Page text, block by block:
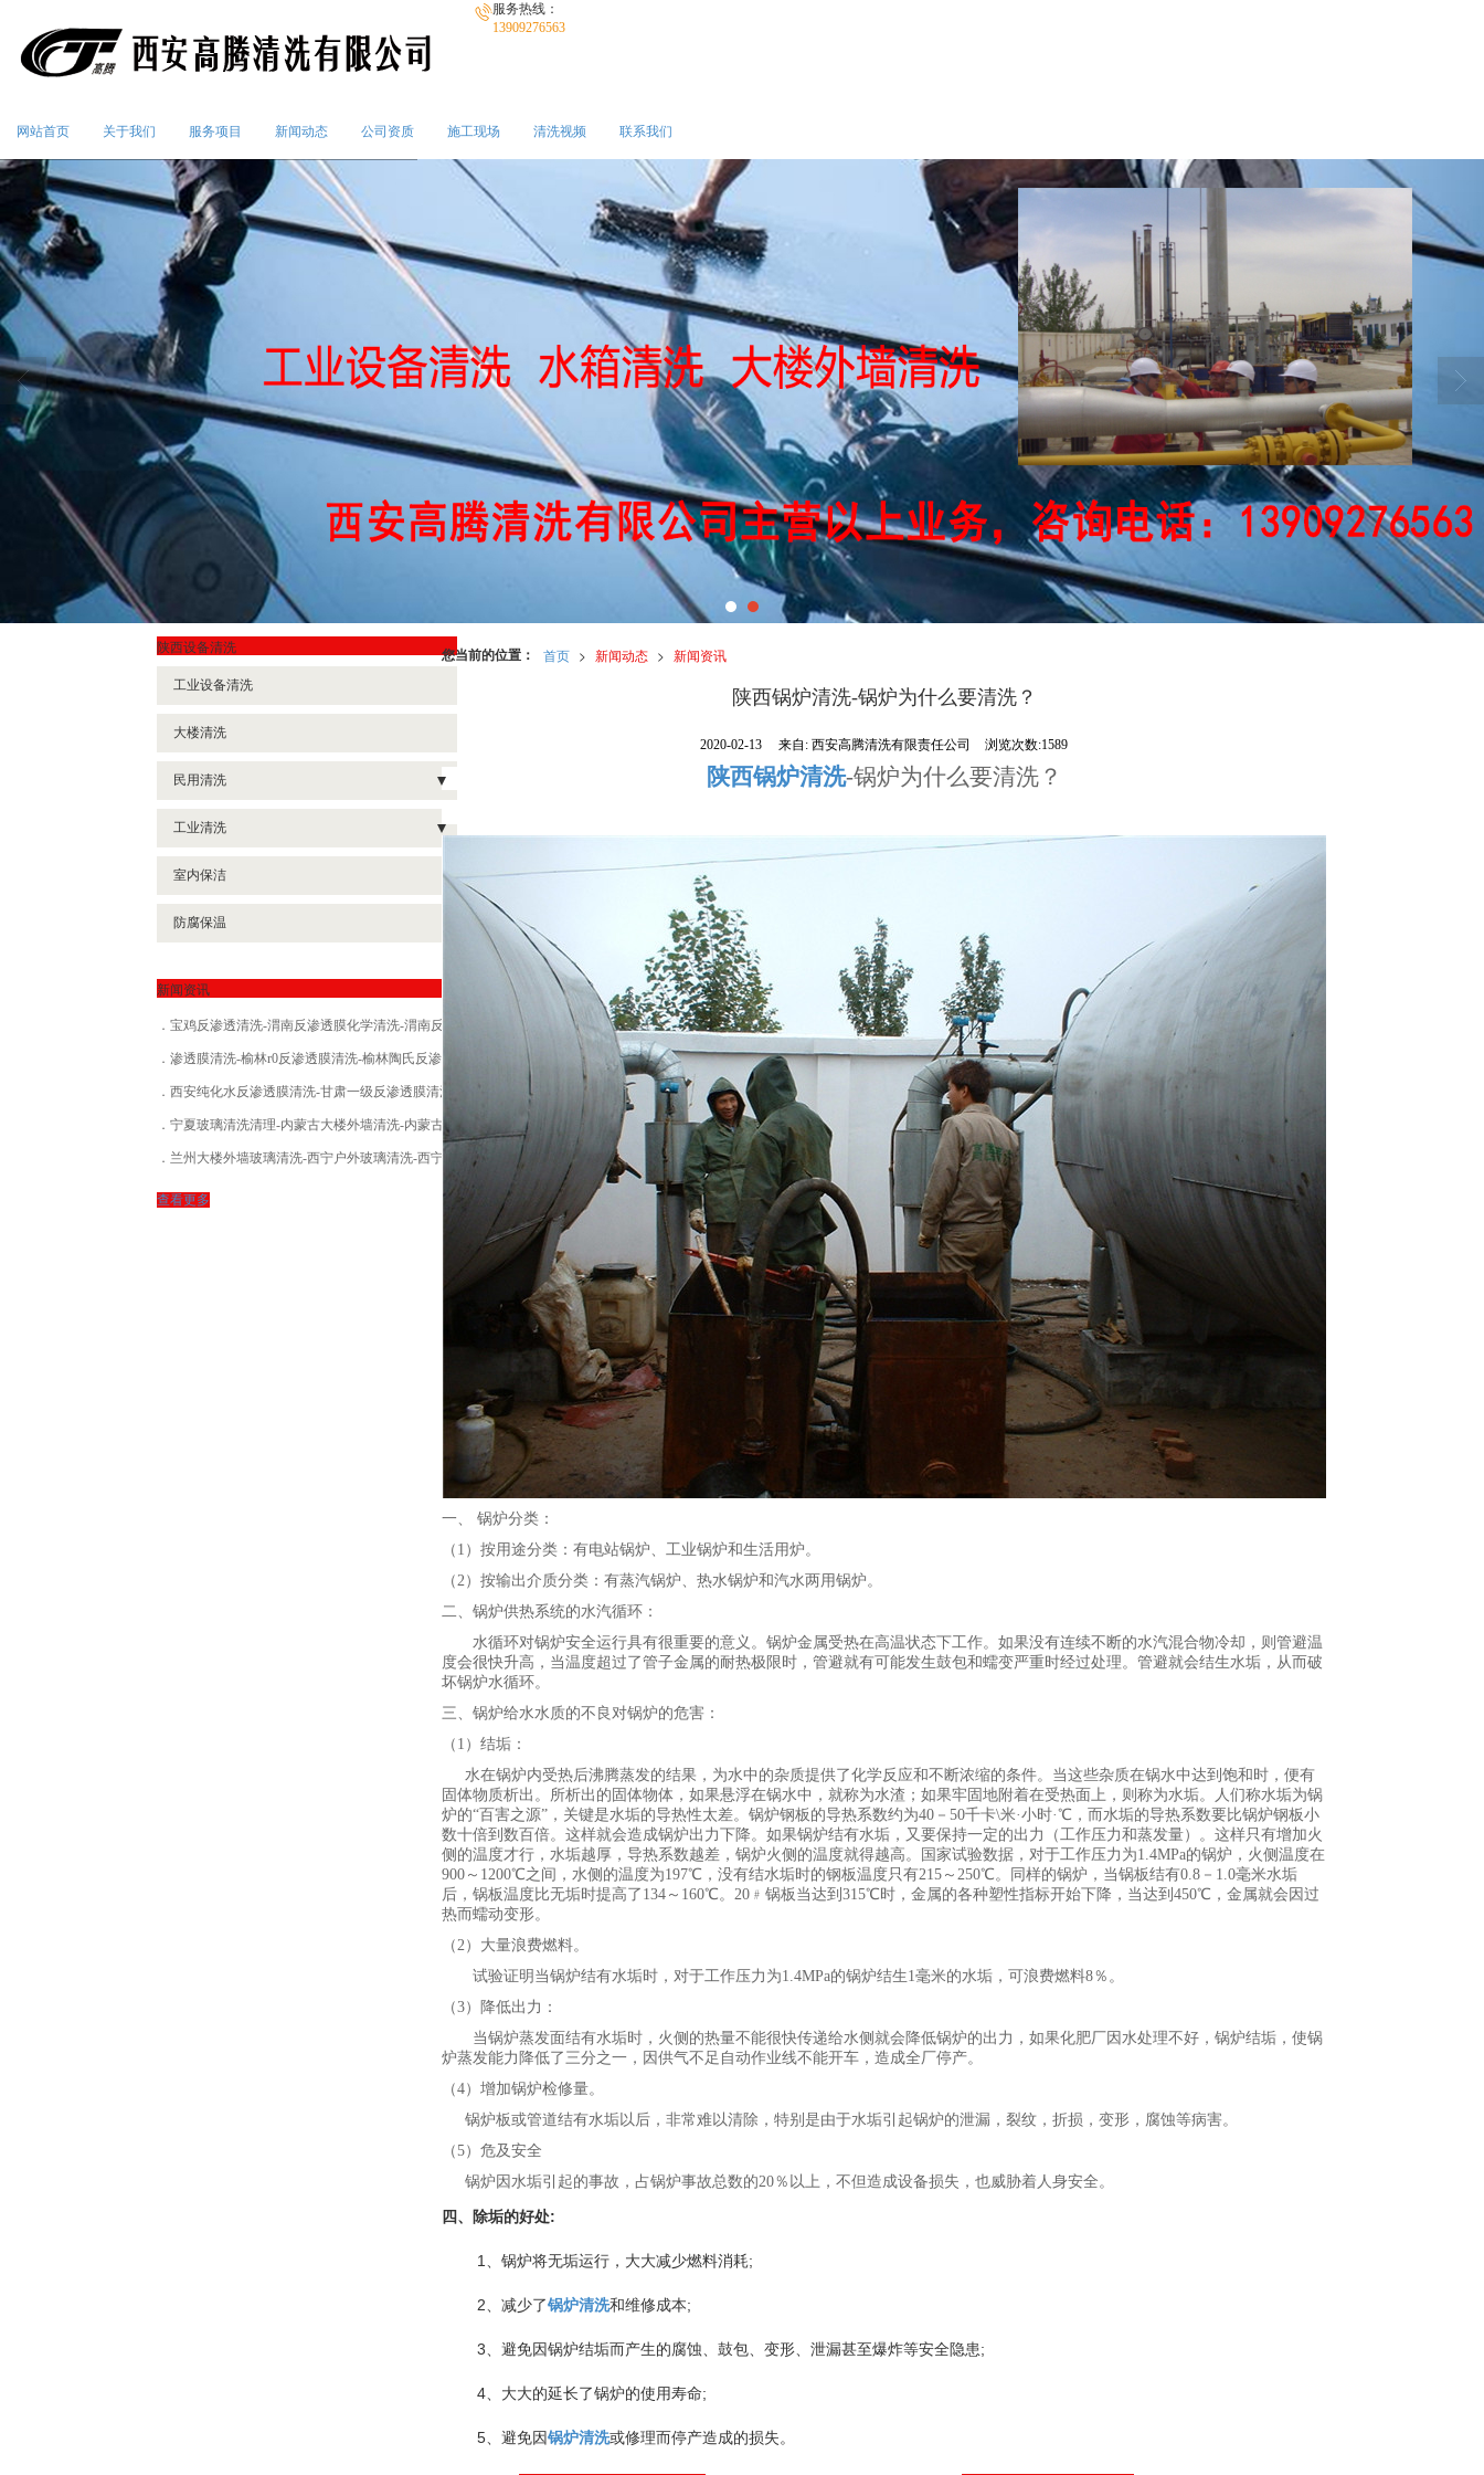
服务热线：
13909276563
网站首页 关于我们 服务项目 新闻动态 公司资质 施工现场 清洗视频 联系我们
您当前的位置： 首页 > 新闻动态 > 新闻资讯
陕西锅炉清洗-锅炉为什么要清洗？
2020-02-13 来自:西安高腾清洗有限责任公司 浏览次数:1589
陕西锅炉清洗-锅炉为什么要清洗？
一、
锅炉分类：
（ 1 ）按用途分类：有电站锅炉、工业锅炉和生活用炉。
（2）按输出介质分类：有蒸汽锅炉、热水锅炉和汽水两用锅炉。
二、锅炉供热系统的水汽循环：
水循环对锅炉安全运行具有很重要的意义。锅炉金属受热在高温状态下工作。如果没有连续不断的水汽混合物冷却，则管避温
度会很快升高，当温度超过了管子金属的耐热极限时，管避就有可能发生鼓包和蠕变严重时经过处理。管避就会结生水垢，从而破
坏锅炉水循环。
三、锅炉给水水质的不良对锅炉的危害：
（ 1 ）结垢：
水在锅炉内受热后沸腾蒸发的结果，为水中的杂质提供了化学反应和不断浓缩的条件。当这些杂质在锅水中达到饱和时，便有
固体物质析出。所析出的固体物体，如果悬浮在锅水中，就称为水渣；如果牢固地附着在受热面上，则称为水垢。人们称水垢为锅
炉的“百害之源”，关键是水垢的导热性太差。锅炉钢板的导热系数约为40－ 50千卡\米·小时·℃，而水垢的导热系数要比锅炉钢板小
数十倍到数百倍。这样就会造成锅炉出力下降。如果锅炉结有水垢，又要保持一定的出力（工作压力和蒸发量）。这样只有增加火
侧的温度才行，水垢越厚，导热系数越差，锅炉火侧的温度就得越高。国家试验数据，对于工作压力为1.4MPa的锅炉，火侧温度在
900～ 1200℃之间，水侧的温度为197℃，没有结水垢时的钢板温度只有215～ 250℃。同样的锅炉，当锅板结有0.8－ 1.0毫米水垢
后，锅板温度比无垢时提高了 134～ 160℃。 20﹟锅板当达到 315℃时，金属的各种塑性指标开始下降，当达到 450℃，金属就会因过
热而蠕动变形。
（2）大量浪费燃料。
试验证明当锅炉结有水垢时，对于工作压力为1.4MPa的锅炉结生1毫米的水垢，可浪费燃料8％。
（3）降低出力：
当锅炉蒸发面结有水垢时，火侧的热量不能很快传递给水侧就会降低锅炉的出力，如果化肥厂因水处理不好，锅炉结垢，使锅
炉蒸发能力降低了三分之一，因供气不足自动作业线不能开车，造成全厂停产。
（4）增加锅炉检修量。
锅炉板或管道结有水垢以后，非常难以清除，特别是由于水垢引起锅炉的泄漏，裂纹，折损，变形，腐蚀等病害。
（5）危及安全
锅炉因水垢引起的事故，占锅炉事故总数的20％以上，不但造成设备损失，也威胁着人身安全。
四、 除垢的好处:
1 、锅炉将无垢运行，大大减少燃料消耗;
2、减少了锅炉清洗和维修成本;
3、避免因锅炉结垢而产生的腐蚀、鼓包、变形、泄漏甚至爆炸等安全隐患;
4、大大的延长了锅炉的使用寿命;
5、避免因锅炉清洗或修理而停产造成的损失。
陕西设备清洗
工业设备清洗
大楼清洗
民用清洗
- 水池清洗
- 水塔清洗
- 地暖清洗
工业清洗
- 冷却塔清洗除垢
- 管线清洗
- 锅炉清洗
- 换热器清洗
- 导热油清洗
- 冷却塔清洗
- 防腐保温工程
室内保洁
防腐保温
新闻资讯
宝鸡反渗透清洗-渭南反渗透膜化学清洗-渭南反渗透清洗
渗透膜清洗-榆林r0反渗透膜清洗-榆林陶氏反渗透膜清洗
西安纯化水反渗透膜清洗-甘肃一级反渗透膜清洗
宁夏玻璃清洗清理-内蒙古大楼外墙清洗-内蒙古大楼清洗玻璃
兰州大楼外墙玻璃清洗-西宁户外玻璃清洗-西宁外墙高空玻璃清洗
查看更多